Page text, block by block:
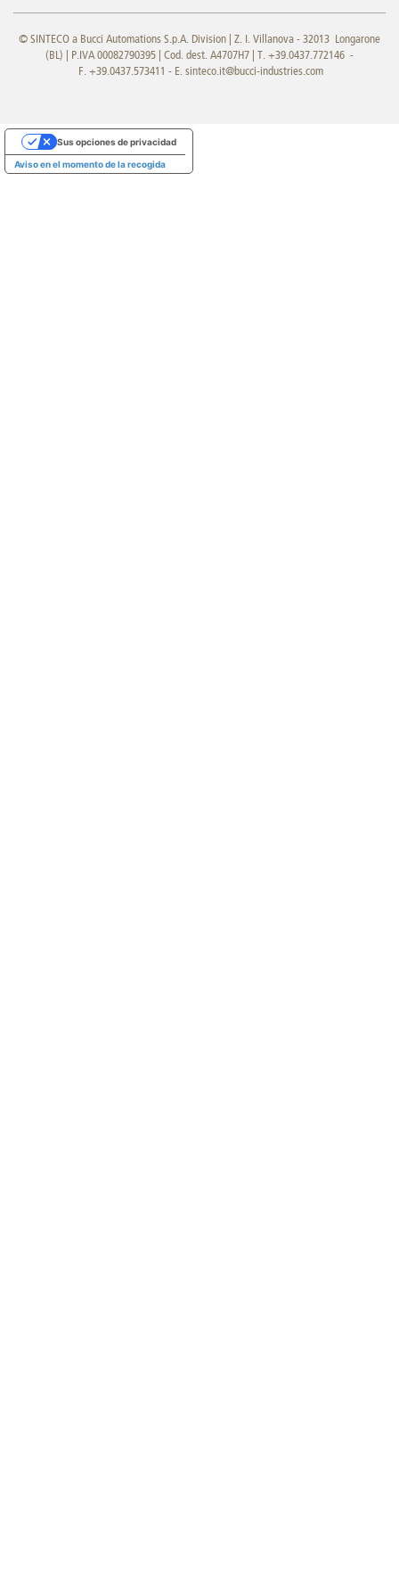
© SINTECO a Bucci Automations S.p.A. Division | Z. I. Villanova - 32013 Longarone
(BL) | P.IVA 00082790395 | Cod. dest. A4707H7 | T. +39.0437.772146 -
F. +39.0437.573411 - E. sinteco.it@bucci-industries.com
Aviso en el momento de la recogida
Sus opciones de privacidad